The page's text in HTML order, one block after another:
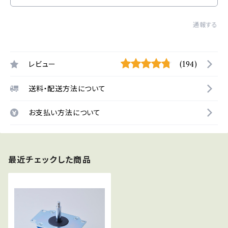
通報する
レビュー (194)
送料・配送方法について
お支払い方法について
最近チェックした商品